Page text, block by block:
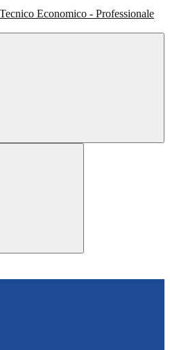
Tecnico Economico - Professionale